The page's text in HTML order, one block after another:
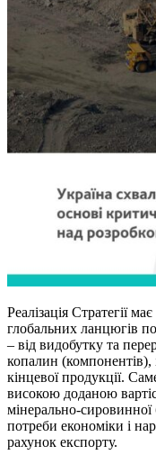
Реалізація Стратегії
глобальних ланцюгів
– від видобутку та
копалин (компонентів),
кінцевої продукції.
високою доданою
мінерально-
потреби економіки і
рахунок експорту.